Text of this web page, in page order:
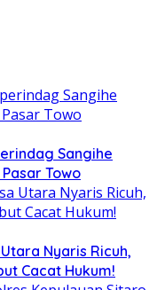
Sangihe
Towo
Nyaris Ricuh,
Cacat Hukum!